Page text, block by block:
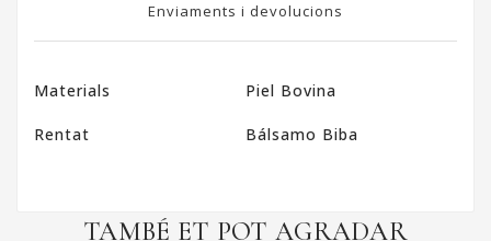
Enviaments i devolucions
Materials Piel Bovina
Rentat Bálsamo Biba
TAMBÉ ET POT AGRADAR